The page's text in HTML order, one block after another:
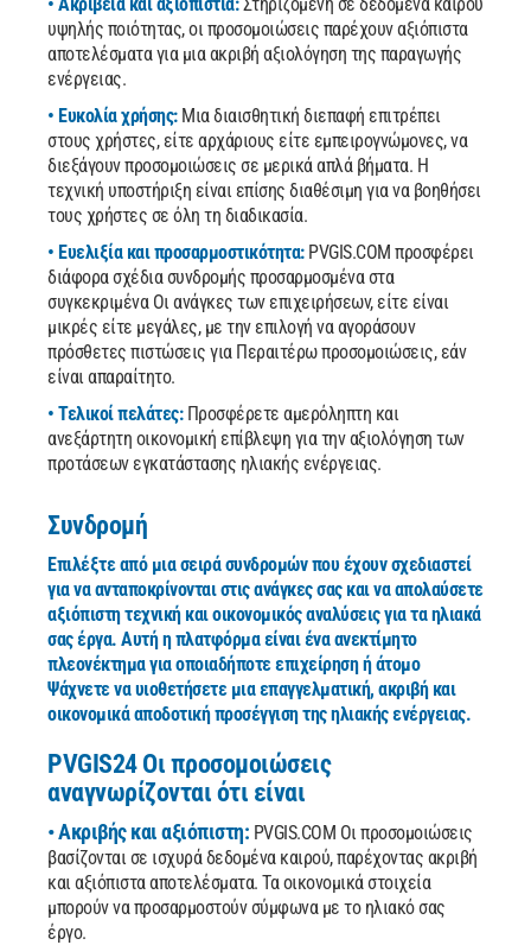
υψηλής ποιότητας, οι προσομοιώσεις παρέχουν αξιόπιστα
αποτελέσματα για μια ακριβή αξιολόγηση της παραγωγής
ενέργειας.
• Ευκολία χρήσης: Μια διαισθητική διεπαφή επιτρέπει
στους χρήστες, είτε αρχάριους είτε εμπειρογνώμονες, να
διεξάγουν προσομοιώσεις σε μερικά απλά βήματα. Η
τεχνική υποστήριξη είναι επίσης διαθέσιμη για να βοηθήσει
τους χρήστες σε όλη τη διαδικασία.
• Ευελιξία και προσαρμοστικότητα: PVGIS.COM προσφέρει
διάφορα σχέδια συνδρομής προσαρμοσμένα στα
συγκεκριμένα Οι ανάγκες των επιχειρήσεων, είτε είναι
μικρές είτε μεγάλες, με την επιλογή να αγοράσουν
πρόσθετες πιστώσεις για Περαιτέρω προσομοιώσεις, εάν
είναι απαραίτητο.
• Τελικοί πελάτες: Προσφέρετε αμερόληπτη και
ανεξάρτητη οικονομική επίβλεψη για την αξιολόγηση των
προτάσεων εγκατάστασης ηλιακής ενέργειας.
Συνδρομή
Επιλέξτε από μια σειρά συνδρομών που έχουν σχεδιαστεί
για να ανταποκρίνονται στις ανάγκες σας και να απολαύσετε
αξιόπιστη τεχνική και οικονομικός αναλύσεις για τα ηλιακά
σας έργα. Αυτή η πλατφόρμα είναι ένα ανεκτίμητο
πλεονέκτημα για οποιαδήποτε επιχείρηση ή άτομο
Ψάχνετε να υιοθετήσετε μια επαγγελματική, ακριβή και
οικονομικά αποδοτική προσέγγιση της ηλιακής ενέργειας.
PVGIS24 Οι προσομοιώσεις
αναγνωρίζονται ότι είναι
• Ακριβής και αξιόπιστη: PVGIS.COM Οι προσομοιώσεις
βασίζονται σε ισχυρά δεδομένα καιρού, παρέχοντας ακριβή
και αξιόπιστα αποτελέσματα. Τα οικονομικά στοιχεία
μπορούν να προσαρμοστούν σύμφωνα με το ηλιακό σας
έργο.